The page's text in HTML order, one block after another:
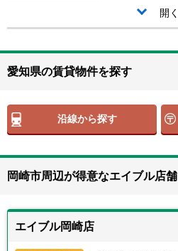
開く
愛知県の賃貸物件を探す
沿線から探す
岡崎市周辺が得意なエイブル店舗
エイブル岡崎店